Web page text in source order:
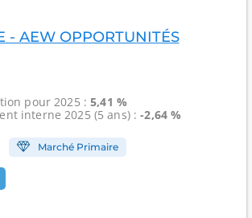
- AEW OPPORTUNITÉS
pour 2025 :5,41 %
interne2025 (5 ans) :-2,64 %
Marché Primaire